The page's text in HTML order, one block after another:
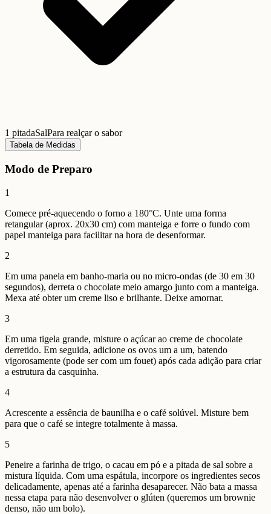
1 pitadaSalPara realçar o sabor
Tabela de Medidas
Modo de Preparo
1
Comece pré-aquecendo o forno a 180°C. Unte uma forma
retangular (aprox. 20x30 cm) com manteiga e forre o fundo com
papel manteiga para facilitar na hora de desenformar.
2
Em uma panela em banho-maria ou no micro-ondas (de 30 em 30
segundos), derreta o chocolate meio amargo junto com a manteiga.
Mexa até obter um creme liso e brilhante. Deixe amornar.
3
Em uma tigela grande, misture o açúcar ao creme de chocolate
derretido. Em seguida, adicione os ovos um a um, batendo
vigorosamente (pode ser com um fouet) após cada adição para criar
a estrutura da casquinha.
4
Acrescente a essência de baunilha e o café solúvel. Misture bem
para que o café se integre totalmente à massa.
5
Peneire a farinha de trigo, o cacau em pó e a pitada de sal sobre a
mistura líquida. Com uma espátula, incorpore os ingredientes secos
delicadamente, apenas até a farinha desaparecer. Não bata a massa
nessa etapa para não desenvolver o glúten (queremos um brownie
denso, não um bolo).